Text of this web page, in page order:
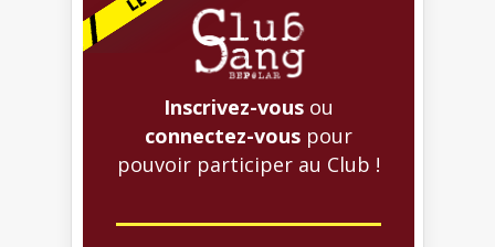
Inscrivez-vous ou
connectez-vous pour
pouvoir participer au Club !